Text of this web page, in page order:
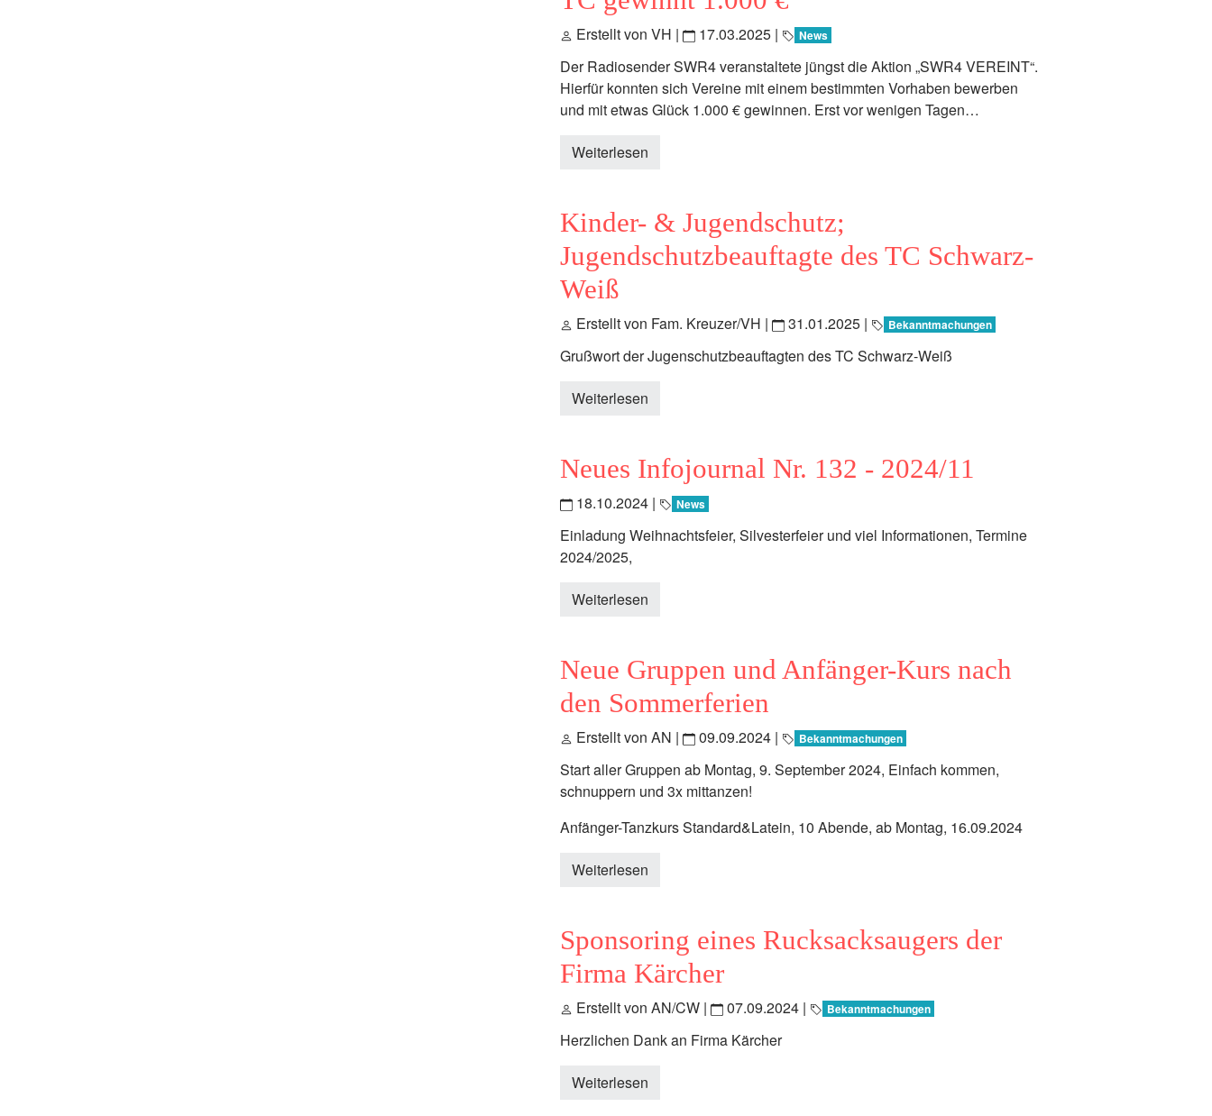
Erstellt von VH | 17.03.2025 | News
Der Radiosender SWR4 veranstaltete jüngst die Aktion „SWR4 VEREINT“.
Hierfür konnten sich Vereine mit einem bestimmten Vorhaben bewerben
und mit etwas Glück 1.000 € gewinnen. Erst vor wenigen Tagen…
Weiterlesen
Kinder- & Jugendschutz;
Jugendschutzbeauftagte des TC Schwarz-
Weiß
Erstellt von Fam. Kreuzer/VH | 31.01.2025 | Bekanntmachungen
Grußwort der Jugenschutzbeauftagten des TC Schwarz-Weiß
Weiterlesen
Neues Infojournal Nr. 132 - 2024/11
18.10.2024 | News
Einladung Weihnachtsfeier, Silvesterfeier und viel Informationen, Termine
2024/2025,
Weiterlesen
Neue Gruppen und Anfänger-Kurs nach
den Sommerferien
Erstellt von AN | 09.09.2024 | Bekanntmachungen
Start aller Gruppen ab Montag, 9. September 2024, Einfach kommen,
schnuppern und 3x mittanzen!
Anfänger-Tanzkurs Standard&Latein, 10 Abende, ab Montag, 16.09.2024
Weiterlesen
Sponsoring eines Rucksacksaugers der
Firma Kärcher
Erstellt von AN/CW | 07.09.2024 | Bekanntmachungen
Herzlichen Dank an Firma Kärcher
Weiterlesen